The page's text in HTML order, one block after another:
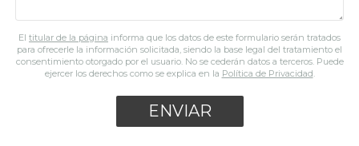
El titular de la página informa que los datos de este formulario serán tratados
para ofrecerle la información solicitada, siendo la base legal del tratamiento el
consentimiento otorgado por el usuario. No se cederán datos a terceros. Puede
ejercer los derechos como se explica en la Política de Privacidad.